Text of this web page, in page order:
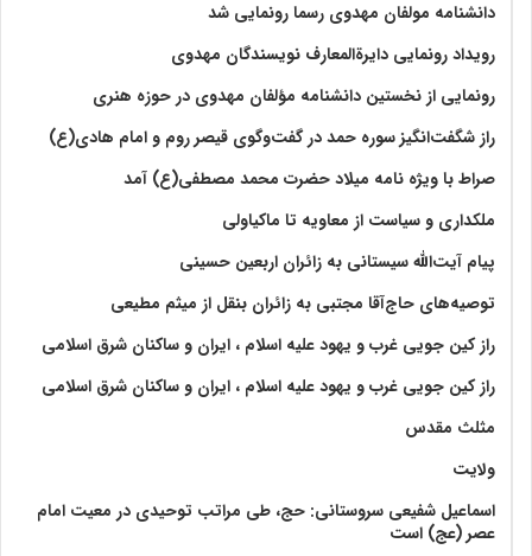
دانشنامه مولفان مهدوی رسما رونمایی شد
رویداد رونمایی دایرةالمعارف نویسندگان مهدوی
رونمایی از نخستین دانشنامه مؤلفان مهدوی در حوزه هنری
راز شگفت‌انگیز سوره حمد در گفت‌وگوی قیصر روم و امام هادی(ع)
صراط با ویژه نامه میلاد حضرت محمد مصطفی(ع) آمد
ملکداری و سیاست از معاویه تا ماکیاولی
پیام آیت‌الله سیستانی به زائران اربعین حسینی
توصیه‌های حاج‌آقا مجتبی به زائران بنقل از میثم مطیعی
راز کین جویی غرب و یهود علیه اسلام ، ایران و ساکنان شرق اسلامی
راز کین جویی غرب و یهود علیه اسلام ، ایران و ساکنان شرق اسلامی
مثلث مقدس
ولايت‏
اسماعیل شفیعی سروستانی: حج، طی مراتب توحیدی در معیت امام
عصر (عج) است